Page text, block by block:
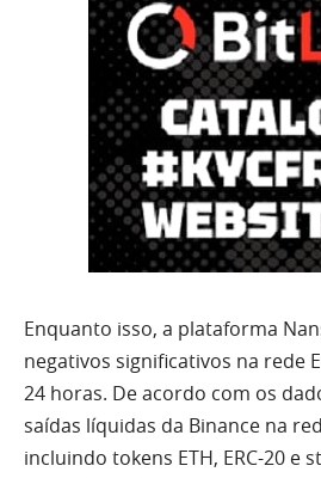
Enquanto isso, a plataforma
negativos significativos na rede
24 horas. De acordo com os
saídas líquidas da Binance na
incluindo tokens ETH, ERC-20 e